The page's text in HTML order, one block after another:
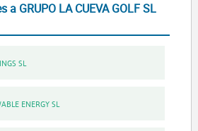
a GRUPO LA CUEVA GOLF SL
SL
ENERGY SL